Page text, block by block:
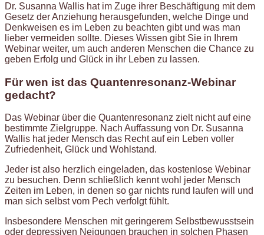
Dr. Susanna Wallis hat im Zuge ihrer Beschäftigung mit dem
Gesetz der Anziehung herausgefunden, welche Dinge und
Denkweisen es im Leben zu beachten gibt und was man
lieber vermeiden sollte. Dieses Wissen gibt Sie in Ihrem
Webinar weiter, um auch anderen Menschen die Chance zu
geben Erfolg und Glück in ihr Leben zu lassen.
Für wen ist das Quantenresonanz-Webinar
gedacht?
Das Webinar über die Quantenresonanz zielt nicht auf eine
bestimmte Zielgruppe. Nach Auffassung von Dr. Susanna
Wallis hat jeder Mensch das Recht auf ein Leben voller
Zufriedenheit, Glück und Wohlstand.
Jeder ist also herzlich eingeladen, das kostenlose Webinar
zu besuchen. Denn schließlich kennt wohl jeder Mensch
Zeiten im Leben, in denen so gar nichts rund laufen will und
man sich selbst vom Pech verfolgt fühlt.
Insbesondere Menschen mit geringerem Selbstbewusstsein
oder depressiven Neigungen brauchen in solchen Phasen